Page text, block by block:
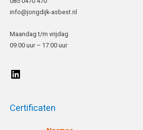
info@jongdijk-asbest.nl
Maandag t/m vrijdag
09:00 uur – 17:00 uur
Certificaten